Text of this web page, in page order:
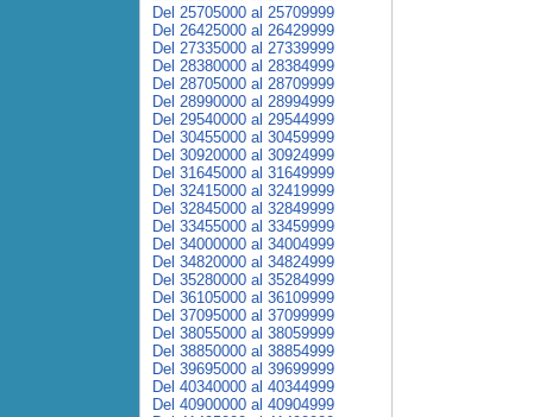
Del 25705000 al 25709999
Del 26425000 al 26429999
Del 27335000 al 27339999
Del 28380000 al 28384999
Del 28705000 al 28709999
Del 28990000 al 28994999
Del 29540000 al 29544999
Del 30455000 al 30459999
Del 30920000 al 30924999
Del 31645000 al 31649999
Del 32415000 al 32419999
Del 32845000 al 32849999
Del 33455000 al 33459999
Del 34000000 al 34004999
Del 34820000 al 34824999
Del 35280000 al 35284999
Del 36105000 al 36109999
Del 37095000 al 37099999
Del 38055000 al 38059999
Del 38850000 al 38854999
Del 39695000 al 39699999
Del 40340000 al 40344999
Del 40900000 al 40904999